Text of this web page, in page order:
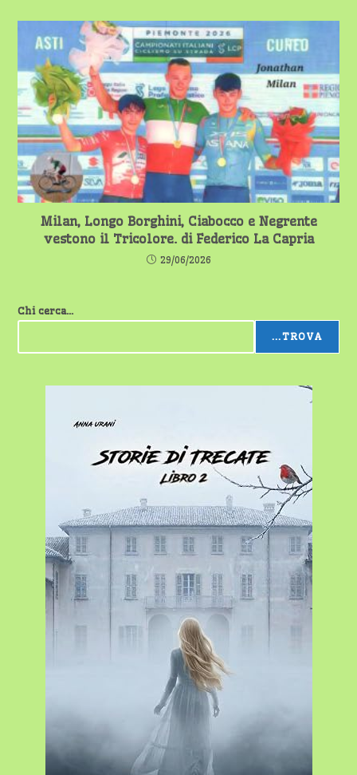
Milan, Longo Borghini, Ciabocco e Negrente
vestono il Tricolore. di Federico La Capria
29/06/2026
Chi cerca...
...TROVA